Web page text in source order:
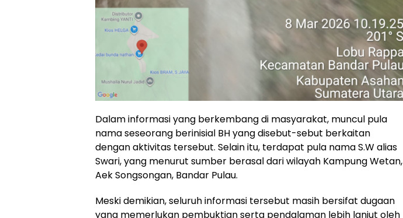
Dalam informasi yang berkembang di masyarakat, muncul pula
nama seseorang berinisial BH yang disebut-sebut berkaitan
dengan aktivitas tersebut. Selain itu, terdapat pula nama S.W alias
Swari, yang menurut sumber berasal dari wilayah Kampung Wetan,
Aek Songsongan, Bandar Pulau.
Meski demikian, seluruh informasi tersebut masih bersifat dugaan
yang memerlukan pembuktian serta pendalaman lebih lanjut oleh